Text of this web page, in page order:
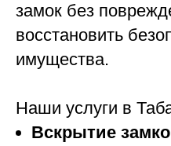
замок без
восстановить
имущества.
Наши услуги в
Вскрытие